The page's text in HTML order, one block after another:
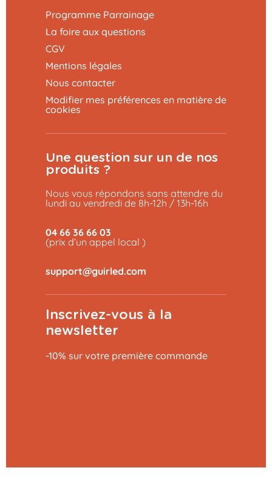
Programme Parrainage
La foire aux questions
CGV
Mentions légales
Nous contacter
Modifier mes préférences en matière de
cookies
Une question sur un de nos
produits ?
Nous vous répondons sans attendre du
lundi au vendredi de 8h-12h / 13h-16h
04 66 36 66 03
(prix d’un appel local )
Inscrivez-vous à la
newsletter
-10% sur votre première commande